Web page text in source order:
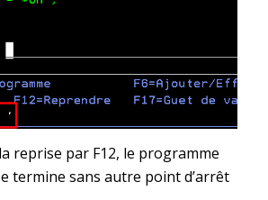
reprise par F12, le programme
termine sans autre point d’arrêt